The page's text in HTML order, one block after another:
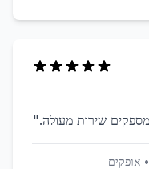
שירות מעולה."
• אופקים